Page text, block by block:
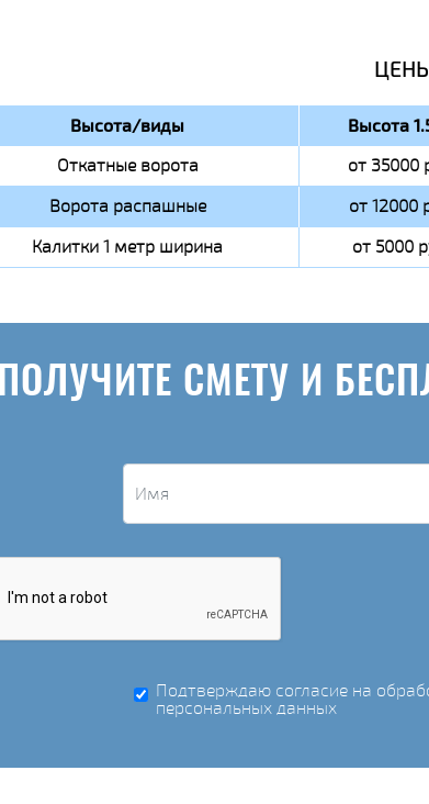
Высота/виды Высота
Откатные ворота от 35000
Ворота распашные
от 12000
Калитки 1 метр ширина
от 5000
ПОЛУЧИТЕ СМЕТУ И
Подтверждаю согласие на
персональных данных